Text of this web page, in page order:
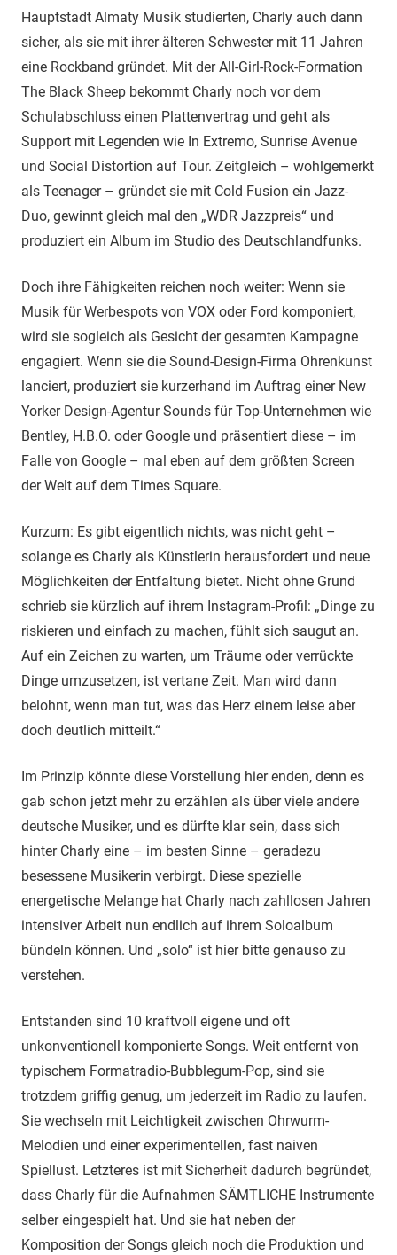
Hauptstadt Almaty Musik studierten, Charly auch dann
sicher, als sie mit ihrer älteren Schwester mit 11 Jahren
eine Rockband gründet. Mit der All-Girl-Rock-Formation
The Black Sheep bekommt Charly noch vor dem
Schulabschluss einen Plattenvertrag und geht als
Support mit Legenden wie In Extremo, Sunrise Avenue
und Social Distortion auf Tour. Zeitgleich – wohlgemerkt
als Teenager – gründet sie mit Cold Fusion ein Jazz-
Duo, gewinnt gleich mal den „WDR Jazzpreis“ und
produziert ein Album im Studio des Deutschlandfunks.
Doch ihre Fähigkeiten reichen noch weiter: Wenn sie
Musik für Werbespots von VOX oder Ford komponiert,
wird sie sogleich als Gesicht der gesamten Kampagne
engagiert. Wenn sie die Sound-Design-Firma Ohrenkunst
lanciert, produziert sie kurzerhand im Auftrag einer New
Yorker Design-Agentur Sounds für Top-Unternehmen wie
Bentley, H.B.O. oder Google und präsentiert diese – im
Falle von Google – mal eben auf dem größten Screen
der Welt auf dem Times Square.
Kurzum: Es gibt eigentlich nichts, was nicht geht –
solange es Charly als Künstlerin herausfordert und neue
Möglichkeiten der Entfaltung bietet. Nicht ohne Grund
schrieb sie kürzlich auf ihrem Instagram-Profil: „Dinge zu
riskieren und einfach zu machen, fühlt sich saugut an.
Auf ein Zeichen zu warten, um Träume oder verrückte
Dinge umzusetzen, ist vertane Zeit. Man wird dann
belohnt, wenn man tut, was das Herz einem leise aber
doch deutlich mitteilt.“
Im Prinzip könnte diese Vorstellung hier enden, denn es
gab schon jetzt mehr zu erzählen als über viele andere
deutsche Musiker, und es dürfte klar sein, dass sich
hinter Charly eine – im besten Sinne – geradezu
besessene Musikerin verbirgt. Diese spezielle
energetische Melange hat Charly nach zahllosen Jahren
intensiver Arbeit nun endlich auf ihrem Soloalbum
bündeln können. Und „solo“ ist hier bitte genauso zu
verstehen.
Entstanden sind 10 kraftvoll eigene und oft
unkonventionell komponierte Songs. Weit entfernt von
typischem Formatradio-Bubblegum-Pop, sind sie
trotzdem griffig genug, um jederzeit im Radio zu laufen.
Sie wechseln mit Leichtigkeit zwischen Ohrwurm-
Melodien und einer experimentellen, fast naiven
Spiellust. Letzteres ist mit Sicherheit dadurch begründet,
dass Charly für die Aufnahmen SÄMTLICHE Instrumente
selber eingespielt hat. Und sie hat neben der
Komposition der Songs gleich noch die Produktion und